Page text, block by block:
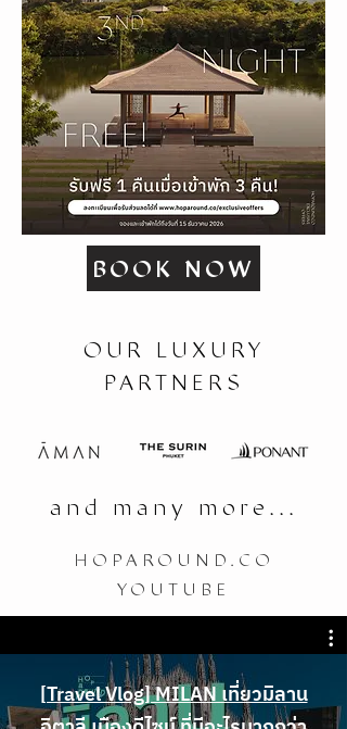
BOOK NOW
OUR LUXURY
PARTNERS
and many more...
HOPAROUND.CO
YOUTUBE
[Travel Vlog] MILAN เที่ยวมิลาน